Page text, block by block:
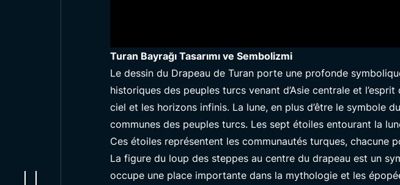
Turan Bayrağı Tasarımı ve Sembolizmi
Le dessin du Drapeau de Turan porte une profonde
historiques des peuples turcs venant d’Asie centrale et
ciel et les horizons infinis. La lune, en plus d’être le symbole
communes des peuples turcs. Les sept étoiles entourant la
Ces étoiles représentent les communautés turques, chacune
La figure du loup des steppes au centre du drapeau est un
occupe une place importante dans la mythologie et les